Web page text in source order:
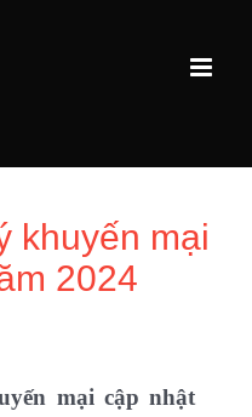
khuyến mại
2024
mại cập nhật